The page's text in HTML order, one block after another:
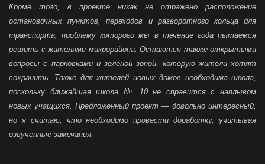
Кроме того, в проекте никак не отражено расположение
остановочных пунктов, переходов и разворотного кольца для
транспорта, проблему которого мы в течение года пытаемся
решить с жителями микрорайона. Остаются также открытыми
вопросы с парковками и зеленой зоной, которую жители хотят
сохранить. Также для жителей новых домов необходима школа,
поскольку ближайшая школа № 10 не справится с наплывом
новых учащихся. Предложенный проект — довольно интересный,
но я считаю, что необходимо провести доработку, учитывая
озвученные замечания.